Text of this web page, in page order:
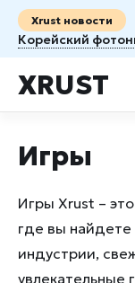
Xrust новости
XRUST
Игры
Игры Xrust –
где вы
индустрии,
увлекательные